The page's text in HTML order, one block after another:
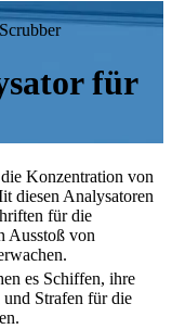
für
Konzentration von
diesen Analysatoren
für die
Ausstoß von
es Schiffen, ihre
und Strafen für die